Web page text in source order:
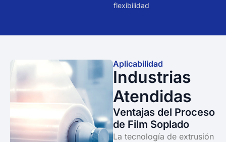
flexibilidad
Aplicabilidad
Industrias
Atendidas
Ventajas del Proceso
de Film Soplado
La tecnología de extrusión